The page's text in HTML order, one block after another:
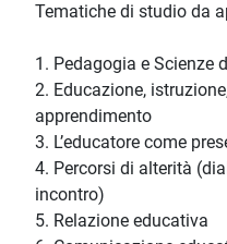
Tematiche di studio da
1. Pedagogia e Scienze
2. Educazione,
apprendimento
3. L’educatore come
4. Percorsi di alterità
incontro)
5. Relazione educativa